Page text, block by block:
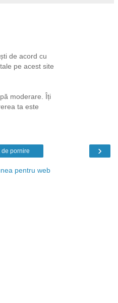
de acord cu
pe acest site
moderare. Îți
ta este
›
de pornire
pentru web